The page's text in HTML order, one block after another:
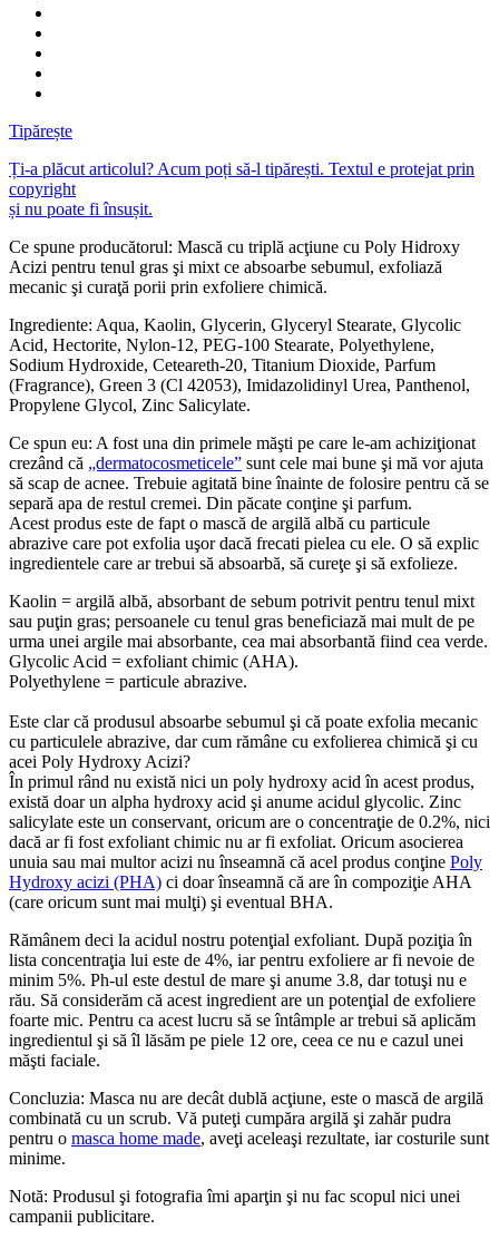
Tipărește
Ți-a plăcut articolul? Acum poți să-l tipărești. Textul e protejat prin
copyright
și nu poate fi însușit.
Ce spune producătorul: Mască cu triplă acţiune cu Poly Hidroxy
Acizi pentru tenul gras şi mixt ce absoarbe sebumul, exfoliază
mecanic şi curaţă porii prin exfoliere chimică.
Ingrediente: Aqua, Kaolin, Glycerin, Glyceryl Stearate, Glycolic
Acid, Hectorite, Nylon-12, PEG-100 Stearate, Polyethylene,
Sodium Hydroxide, Ceteareth-20, Titanium Dioxide, Parfum
(Fragrance), Green 3 (Cl 42053), Imidazolidinyl Urea, Panthenol,
Propylene Glycol, Zinc Salicylate.
Ce spun eu: A fost una din primele măşti pe care le-am achiziţionat
crezând că „dermatocosmeticele” sunt cele mai bune şi mă vor ajuta
să scap de acnee. Trebuie agitată bine înainte de folosire pentru că se
separă apa de restul cremei. Din păcate conţine şi parfum.
Acest produs este de fapt o mască de argilă albă cu particule
abrazive care pot exfolia uşor dacă frecati pielea cu ele. O să explic
ingredientele care ar trebui să absoarbă, să cureţe şi să exfolieze.
Kaolin = argilă albă, absorbant de sebum potrivit pentru tenul mixt
sau puţin gras; persoanele cu tenul gras beneficiază mai mult de pe
urma unei argile mai absorbante, cea mai absorbantă fiind cea verde.
Glycolic Acid = exfoliant chimic (AHA).
Polyethylene = particule abrazive.
Este clar că produsul absoarbe sebumul şi că poate exfolia mecanic
cu particulele abrazive, dar cum rămâne cu exfolierea chimică şi cu
acei Poly Hydroxy Acizi?
În primul rând nu există nici un poly hydroxy acid în acest produs,
există doar un alpha hydroxy acid şi anume acidul glycolic. Zinc
salicylate este un conservant, oricum are o concentraţie de 0.2%, nici
dacă ar fi fost exfoliant chimic nu ar fi exfoliat. Oricum asocierea
unuia sau mai multor acizi nu înseamnă că acel produs conţine Poly
Hydroxy acizi (PHA) ci doar înseamnă că are în compoziţie AHA
(care oricum sunt mai mulţi) şi eventual BHA.
Rămânem deci la acidul nostru potenţial exfoliant. După poziţia în
lista concentraţia lui este de 4%, iar pentru exfoliere ar fi nevoie de
minim 5%. Ph-ul este destul de mare şi anume 3.8, dar totuşi nu e
rău. Să considerăm că acest ingredient are un potenţial de exfoliere
foarte mic. Pentru ca acest lucru să se întâmple ar trebui să aplicăm
ingredientul şi să îl lăsăm pe piele 12 ore, ceea ce nu e cazul unei
măşti faciale.
Concluzia: Masca nu are decât dublă acţiune, este o mască de argilă
combinată cu un scrub. Vă puteţi cumpăra argilă şi zahăr pudra
pentru o masca home made, aveţi aceleaşi rezultate, iar costurile sunt
minime.
Notă: Produsul şi fotografia îmi aparţin şi nu fac scopul nici unei
campanii publicitare.